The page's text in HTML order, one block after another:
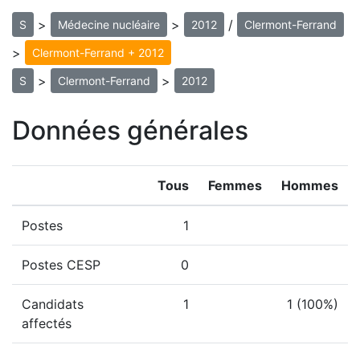
S > Médecine nucléaire > 2012 / Clermont-Ferrand
> Clermont-Ferrand + 2012
S > Clermont-Ferrand > 2012
Données générales
Tous Femmes Hommes
Postes 1
Postes CESP 0
Candidats
affectés
1 1 (100%)